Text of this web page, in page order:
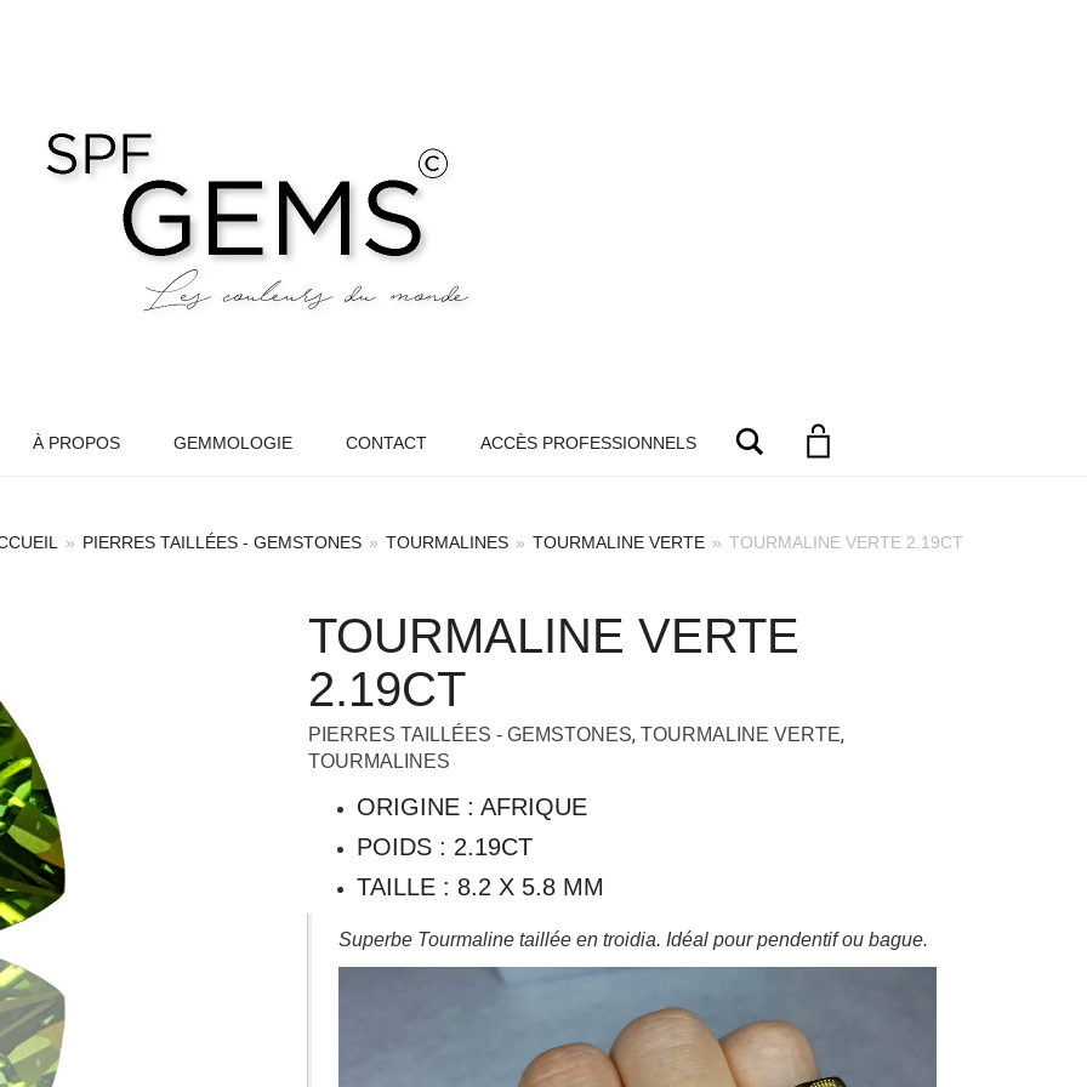
À PROPOS GEMMOLOGIE CONTACT ACCÈS PROFESSIONNELS Search
» PIERRES TAILLÉES - GEMSTONES » TOURMALINES » TOURMALINE VERTE » TOURMALINE VERTE 2.19CT
TOURMALINE VERTE
2.19CT
PIERRES TAILLÉES - GEMSTONES, TOURMALINE VERTE,
TOURMALINES
ORIGINE : AFRIQUE
POIDS : 2.19CT
TAILLE : 8.2 X 5.8 MM
Superbe Tourmaline taillée en troidia. Idéal pour pendentif ou bague.